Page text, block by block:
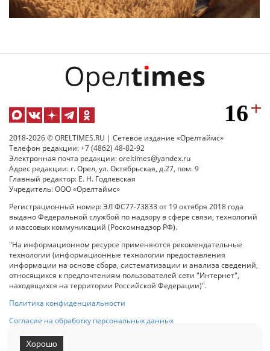
2018-2026 © ORELTIMES.RU | Сетевое издание «Орелтаймс»
Телефон редакции: +7 (4862) 48-82-92
Электронная почта редакции: oreltimes@yandex.ru
Адрес редакции: г. Орел, ул. Октябрьская, д.27, пом. 9
Главный редактор: Е. Н. Годлевская
Учредитель: ООО «Орелтаймс»
Регистрационный номер: ЭЛ ФС77-73833 от 19 октября 2018 года
выдано Федеральной службой по надзору в сфере связи, технологий
и массовых коммуникаций (Роскомнадзор РФ).
"На информационном ресурсе применяются рекомендательные
технологии (информационные технологии предоставления
информации на основе сбора, систематизации и анализа сведений,
относящихся к предпочтениям пользователей сети "Интернет",
находящихся на территории Российской Федерации)".
Политика конфиденциальности
Согласие на обработку персональных данных
Хорошо